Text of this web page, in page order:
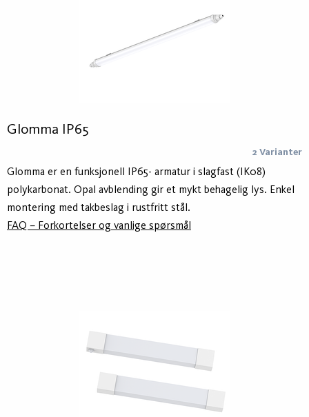
Glomma IP65
2 Varianter
Glomma er en funksjonell IP65- armatur i slagfast (IK08)
polykarbonat. Opal avblending gir et mykt behagelig lys. Enkel
montering med takbeslag i rustfritt stål.
FAQ – Forkortelser og vanlige spørsmål